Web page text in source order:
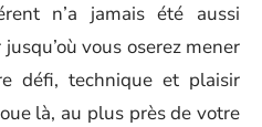
n’a jamais été aussi
vous oserez mener
défi, technique et plaisir
là, au plus près de votre